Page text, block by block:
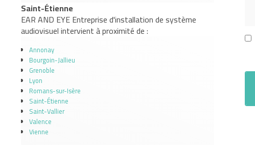
Saint-Étienne
EAR AND EYE Entreprise d'installation de système
audiovisuel intervient à proximité de :
Annonay
Bourgoin-Jallieu
Grenoble
Lyon
Romans-sur-Isère
Saint-Étienne
Saint-Vallier
Valence
Vienne